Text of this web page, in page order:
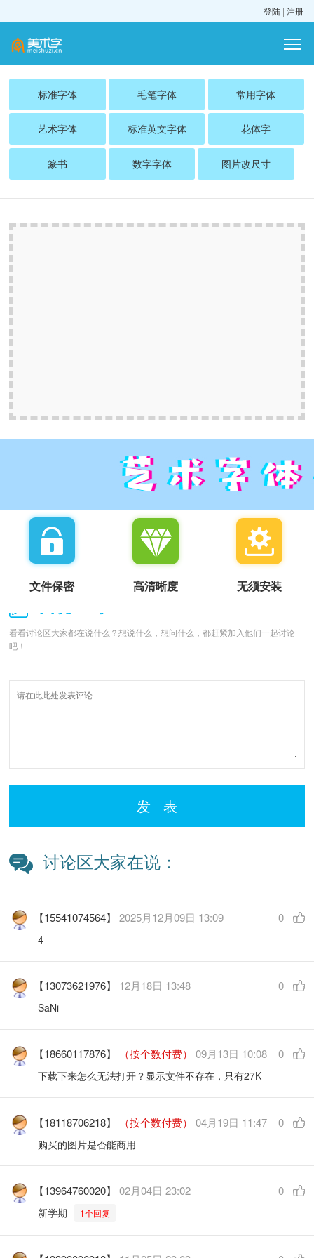
登陆 | 注册
标准字体 毛笔字体 常用字体
艺术字体 标准英文字体 花体字
篆书 数字字体 图片改尺寸
文件保密 高清晰度 无须安装
看看讨论区大家都在说什么？想说什么，想问什么，都赶紧加入他们一起讨论
吧！
发 表
讨论区大家在说：
【15541074564】2025月12月09日 13:09 0
4
【13073621976】 12月18日 13:48 0
SaNi
【18660117876】 （按个数付费） 09月13日 10:08 0
下载下来怎么无法打开？显示文件不存在，只有27K
【18118706218】 （按个数付费） 04月19日 11:47 0
购买的图片是否能商用
【13964760020】02月04日 23:02 0
新学期 1个回复